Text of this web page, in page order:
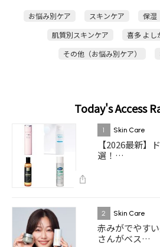
お悩み別ケア スキンケア 保湿
肌質別スキンケア
喜多 よし
その他（お悩み別ケア）
Today's Access
1 Skin Care
【2026最新】
選！…
2 Skin Care
赤みがでやす
さんがベス…